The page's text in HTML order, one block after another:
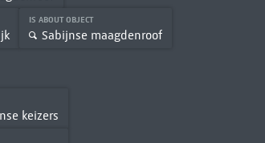
IS ABOUT OBJECT
Sabijnse maagdenroof
keizers